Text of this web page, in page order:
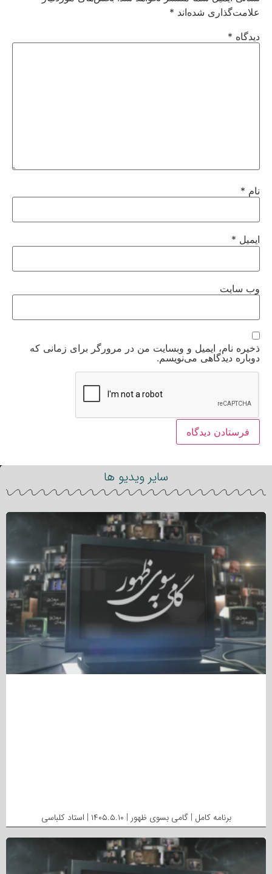
علامت‌گذاری شده‌اند *
دیدگاه *
نام *
ایمیل *
وب‌ سایت
ذخیره نام، ایمیل و وبسایت من در مرورگر برای زمانی که
دوباره دیدگاهی می‌نویسم.
سایر ویدیو ها
برنامه کامل | گامی بسوی ظهور | ۱۴۰۵.۵.۱۰ | استاد کلباسی